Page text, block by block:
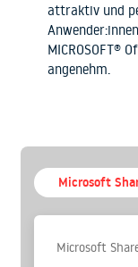
attraktiv und
MICROSOFT®
angenehm.
Microsoft
Microsoft